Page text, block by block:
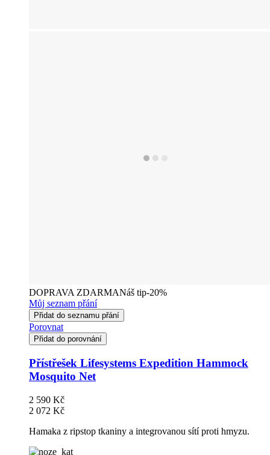
DOPRAVA ZDARMANáš tip-20%
Můj seznam přání
Přidat do seznamu přání
Porovnat
Přidat do porovnání
Přístřešek Lifesystems Expedition Hammock
Mosquito Net
2 590 Kč
2 072 Kč
Hamaka z ripstop tkaniny a integrovanou sítí proti hmyzu.